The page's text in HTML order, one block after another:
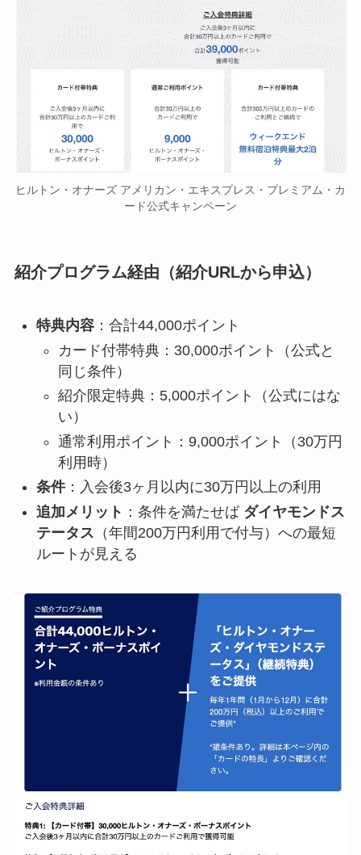
ヒルトン・オナーズ アメリカン・エキスプレス・プレミアム・カ
ード公式キャンペーン
紹介プログラム経由（紹介URLから申込）
特典内容：合計44,000ポイント
カード付帯特典：30,000ポイント（公式と
同じ条件）
紹介限定特典：5,000ポイント（公式にはな
い）
通常利用ポイント：9,000ポイント（30万円
利用時）
条件：入会後3ヶ月以内に30万円以上の利用
追加メリット ：条件を満たせば ダイヤモンドス
テータス （年間200万円利用で付与）への最短
ルートが見える